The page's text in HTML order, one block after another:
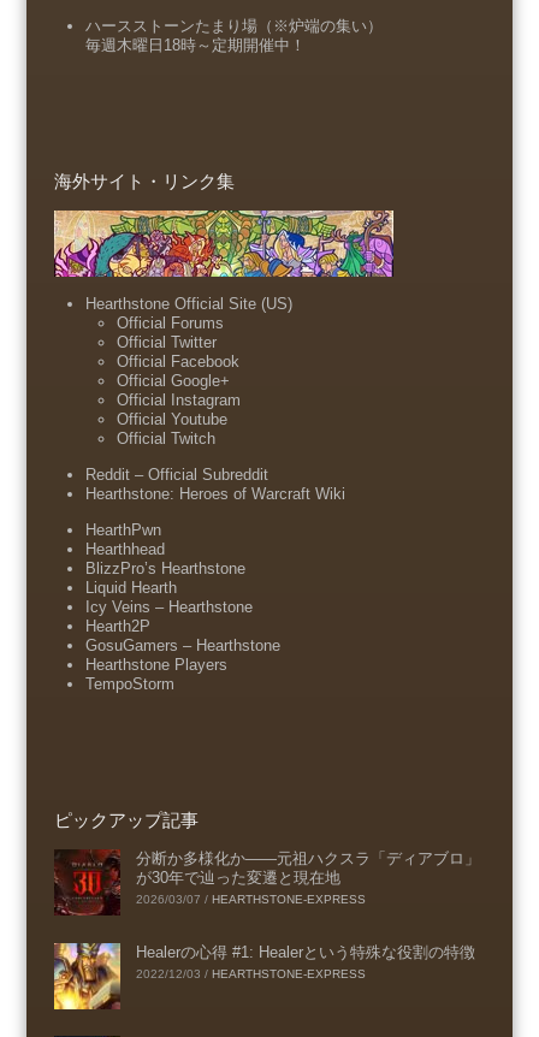
ハースストーンたまり場（※炉端の集い）
毎週木曜日18時～定期開催中！
海外サイト・リンク集
Hearthstone Official Site (US)
Official Forums
Official Twitter
Official Facebook
Official Google+
Official Instagram
Official Youtube
Official Twitch
Reddit – Official Subreddit
Hearthstone: Heroes of Warcraft Wiki
HearthPwn
Hearthhead
BlizzPro’s Hearthstone
Liquid Hearth
Icy Veins – Hearthstone
Hearth2P
GosuGamers – Hearthstone
Hearthstone Players
TempoStorm
ピックアップ記事
分断か多様化か――元祖ハクスラ「ディアブロ」
が30年で辿った変遷と現在地
2026/03/07 / HEARTHSTONE-EXPRESS
Healerの心得 #1: Healerという特殊な役割の特徴
2022/12/03 / HEARTHSTONE-EXPRESS